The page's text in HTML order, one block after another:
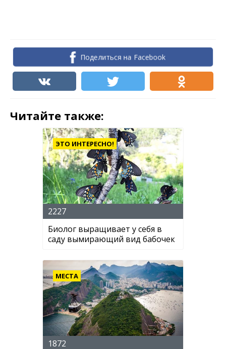
Поделиться на Facebook
Читайте также:
ЭТО ИНТЕРЕСНО!
2227
Биолог выращивает у себя в
саду вымирающий вид бабочек
МЕСТА
1872